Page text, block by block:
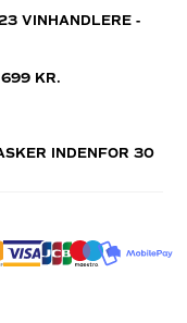
VINHANDLERE -
699 KR.
INDENFOR 30